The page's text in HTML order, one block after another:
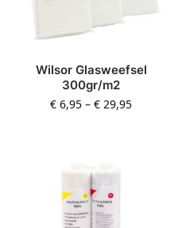
Wilsor Glasweefsel
300gr/m2
€ 6,95 –€ 29,95